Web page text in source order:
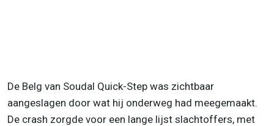
De Belg van Soudal Quick-Step was zichtbaar
aangeslagen door wat hij onderweg had meegemaakt.
De crash zorgde voor een lange lijst slachtoffers, met